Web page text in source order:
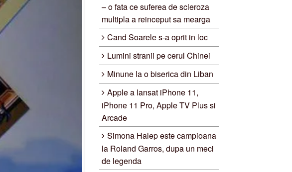
– o fata ce suferea de scleroza
multipla a reinceput sa mearga
Cand Soarele s-a oprit in loc
Lumini stranii pe cerul Chinei
Minune la o biserica din Liban
Apple a lansat iPhone 11,
iPhone 11 Pro, Apple TV Plus si
Arcade
Simona Halep este campioana
la Roland Garros, dupa un meci
de legenda